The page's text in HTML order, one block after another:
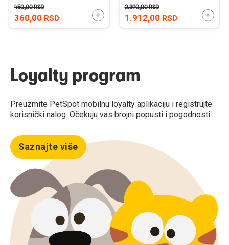
360,00 RSD
450,00RSD
DODAJTE U KORPU
1.912,00 RSD
2.390,00RSD
Loyalty program
Preuzmite PetSpot mobilnu loyalty aplikaciju i registrujte
korisnički nalog. Očekuju vas brojni popusti i pogodnosti.
Saznajte više